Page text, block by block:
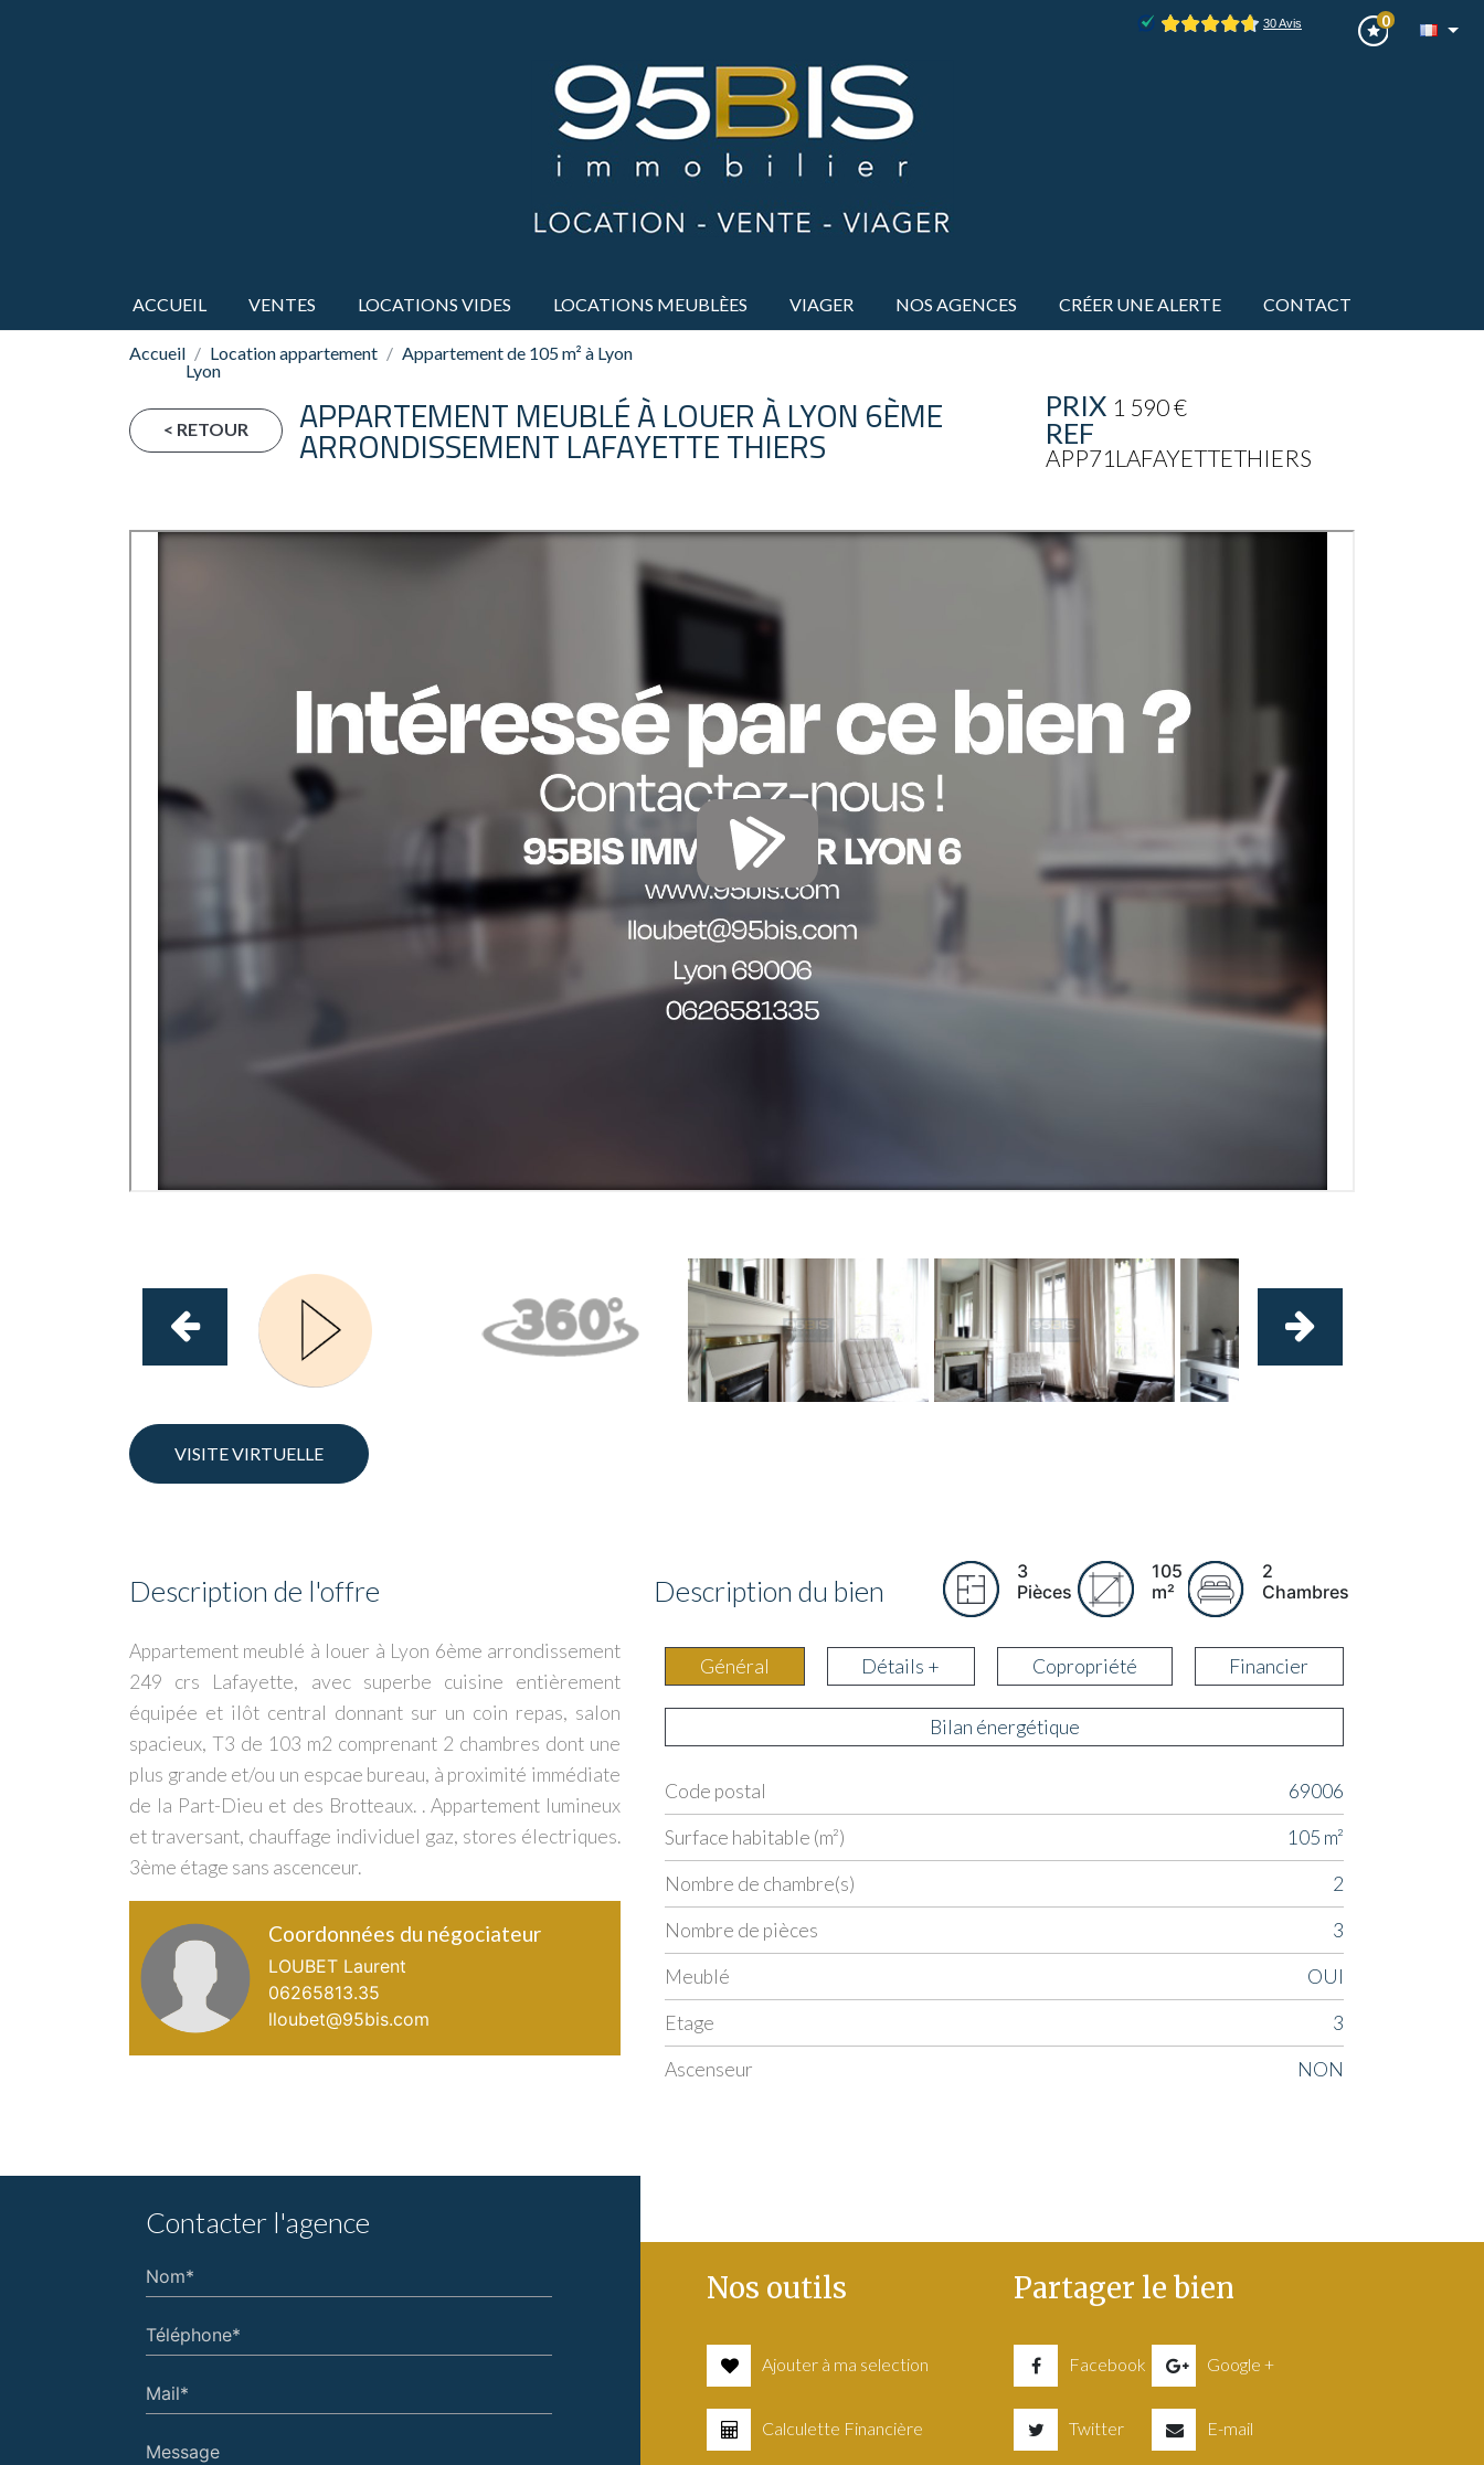
0
ACCUEIL VENTES LOCATIONS VIDES LOCATIONS MEUBLÈES VIAGER NOS AGENCES CRÉER UNE ALERTE CONTACT
Accueil
Location appartement
Lyon
Appartement de 105 m² à Lyon
< RETOUR APPARTEMENT MEUBLÉ À LOUER À LYON 6ÈME
ARRONDISSEMENT LAFAYETTE THIERS
PRIX 1 590 €
REF
APP71LAFAYETTETHIERS
VISITE VIRTUELLE
Description de l'offre
Appartement meublé à louer à Lyon 6ème arrondissement
249 crs Lafayette, avec superbe cuisine entièrement
équipée et ilôt central donnant sur un coin repas, salon
spacieux, T3 de 103 m2 comprenant 2 chambres dont une
plus grande et/ou un espcae bureau, à proximité immédiate
de la Part-Dieu et des Brotteaux. . Appartement lumineux
et traversant, chauffage individuel gaz, stores électriques.
3ème étage sans ascenceur.
Coordonnées du négociateur
LOUBET Laurent
06265813.35
lloubet@95bis.com
Description du bien
3
Pièces
105
m²
2
Chambres
Général Détails + Copropriété Financier
Bilan énergétique
Label Value
Code postal
69006
Surface habitable (m²)
105 m²
Nombre de chambre(s)
2
Nombre de pièces
3
Meublé
OUI
Etage
3
Ascenseur
NON
Contacter l'agence
Nom*
Téléphone*
Mail*
Message
Nos outils
Ajouter à ma selection
Calculette Financière
Partager le bien
Facebook Google +
Twitter E-mail